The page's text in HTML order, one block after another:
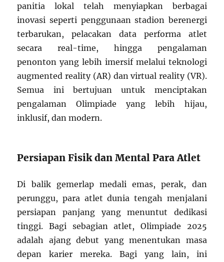
panitia lokal telah menyiapkan berbagai
inovasi seperti penggunaan stadion berenergi
terbarukan, pelacakan data performa atlet
secara real-time, hingga pengalaman
penonton yang lebih imersif melalui teknologi
augmented reality (AR) dan virtual reality (VR).
Semua ini bertujuan untuk menciptakan
pengalaman Olimpiade yang lebih hijau,
inklusif, dan modern.
Persiapan Fisik dan Mental Para Atlet
Di balik gemerlap medali emas, perak, dan
perunggu, para atlet dunia tengah menjalani
persiapan panjang yang menuntut dedikasi
tinggi. Bagi sebagian atlet, Olimpiade 2025
adalah ajang debut yang menentukan masa
depan karier mereka. Bagi yang lain, ini